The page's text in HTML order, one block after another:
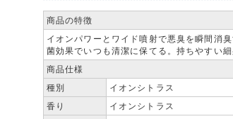
商品の特徴
イオンパワーとワイド噴射で悪臭を瞬間消
菌効果でいつも清潔に保てる。持ちやすい細
商品仕様
種別
イオンシトラス
香り
イオンシトラス